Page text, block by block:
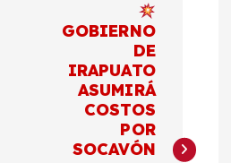
GOBIERNO
DE
IRAPUATO
ASUMIRÁ
COSTOS
POR
SOCAVÓN